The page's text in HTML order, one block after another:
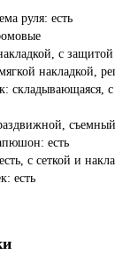
руля: есть
с защитой
накладкой,
складывающаяся, с
есть
с сеткой и
есть